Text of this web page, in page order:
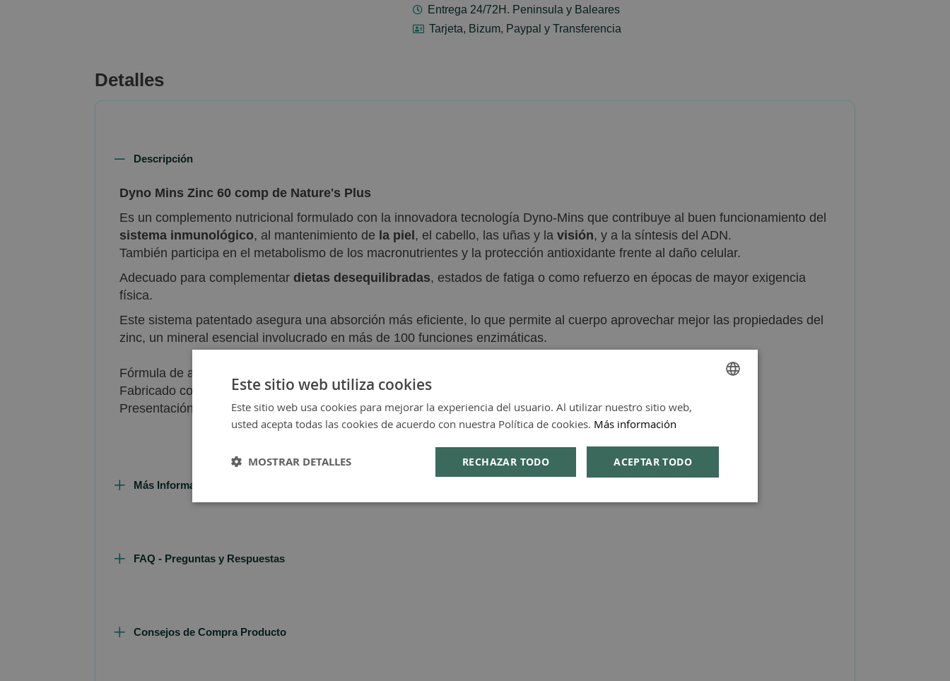
Entrega 24/72H. Peninsula y Baleares
Tarjeta, Bizum, Paypal y Transferencia
Detalles
Descripción
Dyno Mins Zinc 60 comp de Nature's Plus
Es un complemento nutricional formulado con la innovadora tecnología Dyno-Mins que contribuye al buen funcionamiento del
sistema inmunológico, al mantenimiento de la piel, el cabello, las uñas y la visión, y a la síntesis del ADN.
También participa en el metabolismo de los macronutrientes y la protección antioxidante frente al daño celular.
Adecuado para complementar dietas desequilibradas, estados de fatiga o como refuerzo en épocas de mayor exigencia
física.
Este sistema patentado asegura una absorción más eficiente, lo que permite al cuerpo aprovechar mejor las propiedades del
zinc, un mineral esencial involucrado en más de 100 funciones enzimáticas.
Fórmula de alta calidad, ideal para personas que buscan eficacia, absorción garantizada y tolerancia digestiva.
Fabricado con estándares de pureza y seguridad, respaldado por la experiencia en nutrición avanzada.
Presentación en formato cómodo para una suplementación práctica y efectiva.
Más Información
FAQ - Preguntas y Respuestas
Consejos de Compra Producto
Este sitio web utiliza cookies
Este sitio web usa cookies para mejorar la experiencia del usuario. Al utilizar nuestro sitio web,
usted acepta todas las cookies de acuerdo con nuestra Política de cookies. Más información
ACEPTAR TODO
RECHAZAR TODO
MOSTRAR DETALLES